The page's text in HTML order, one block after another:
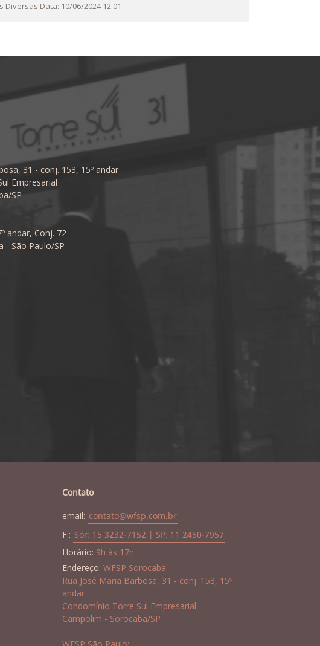
Diversas Data: 10/06/2024 12:01
31 - conj. 153, 15º andar
Empresarial
SP
andar, Conj. 72
- São Paulo/SP
Contato
email: contato@wfsp.com.br
F.: Sor: 15 3232-7152 | SP: 11 2450-7957
Horário: 9h às 17h
Endereço: WFSP Sorocaba:
Rua José Maria Barbosa, 31 - conj. 153, 15º
andar
Condomínio Torre Sul Empresarial
Campolim - Sorocaba/SP